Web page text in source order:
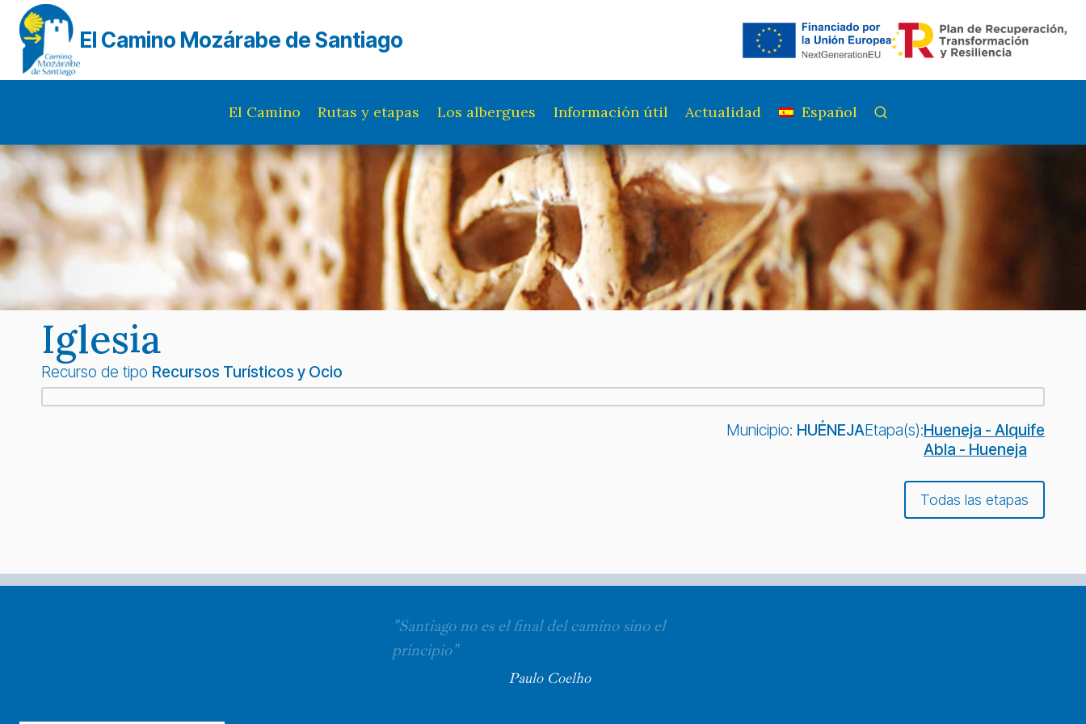
Saltar
contenido
El Camino Mozárabe de Santiago
El Camino Rutas y etapas Los albergues Información útil Actualidad Español
Iglesia
Recurso de tipo Recursos Turísticos y Ocio
Municipio: HUÉNEJAEtapa(s):Hueneja - Alquife
Abla - Hueneja
Todas las etapas
"Santiago no es el final del camino sino el
principio"
Paulo Coelho